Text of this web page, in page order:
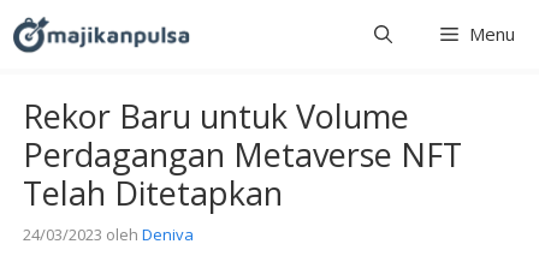
Langsung
ke
Menu
Rekor Baru untuk Volume
Perdagangan Metaverse NFT
Telah Ditetapkan
24/03/2023 oleh Deniva